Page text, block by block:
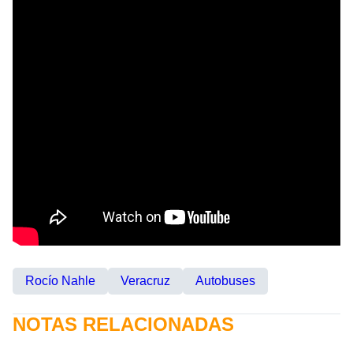
Rocío Nahle Veracruz Autobuses
NOTAS RELACIONADAS